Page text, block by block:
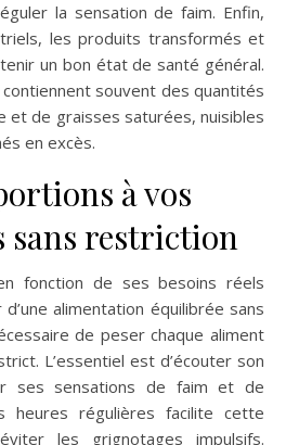
la sensation de faim. Enfin,
les produits transformés et
un bon état de santé général.
souvent des quantités
et de graisses saturées, nuisibles
en excès.
à vos
sans restriction
fonction de ses besoins réels
alimentation équilibrée sans
de peser chaque aliment
L’essentiel est d’écouter son
ses sensations de faim et de
heures régulières facilite cette
les grignotages impulsifs.